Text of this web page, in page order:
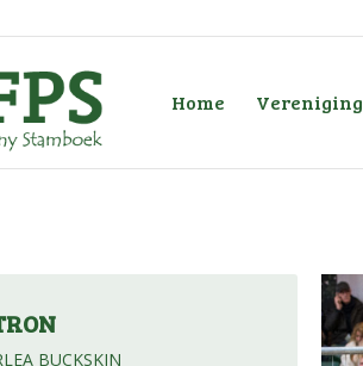
Home Vereniging
BUCKSKIN